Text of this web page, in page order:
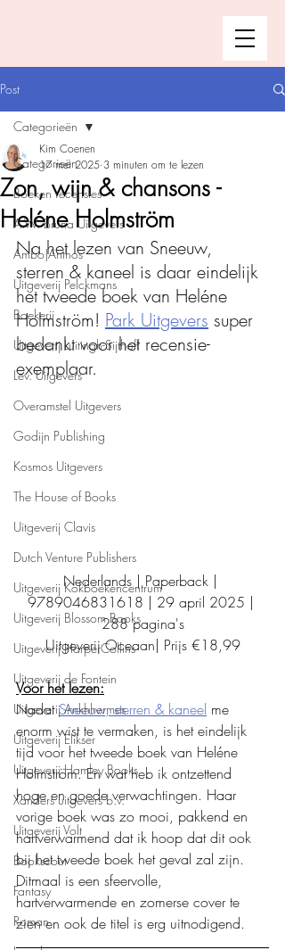
Post
Categorieën
Boeken recensies
A.W. Bruna Uitgevers
Ambo|Anthos
Uitgeverij Pelckmans
Boekerij
Uitgeverij Luitingh-Sijthoff
Lev. Uitgevers
Overamstel Uitgevers
Godijn Publishing
Kosmos Uitgevers
The House of Books
Uitgeverij Clavis
Dutch Venture Publishers
Uitgeverij Kokboekencentrum
Uitgeverij Blossom Books
Uitgeverij HarperCollins
Uitgeverij de Fontein
Uitgeverij Ankhhermes
Uitgeverij Elikser
Uitgeverij Hamley Books
Xanders uitgevers b.v.
Uitgeverij Volt
Bookscout
Fantasy
Roman
Categorieën
Zon, wijn & chansons -
Heléne Holmström
Kim Coenen
17 mei 2025 3 minuten om te lezen
Na het lezen van Sneeuw,
sterren & kaneel is daar eindelijk
het tweede boek van Heléne
Holmström! Park Uitgevers super
bedankt voor het recensie-
exemplaar.
Nederlands | Paperback |
9789046831618 | 29 april 2025 |
288 pagina's
Uitgeverij Oceaan| Prijs €18,99
Voor het lezen:
Nadat Sneeuw, sterren & kaneel me
enorm wist te vermaken, is het eindelijk
tijd voor het tweede boek van Heléne
Holmström. En wat heb ik ontzettend
hoge en goede verwachtingen. Haar
vorige boek was zo mooi, pakkend en
hartverwarmend dat ik hoop dat dit ook
bij het tweede boek het geval zal zijn.
Ditmaal is een sfeervolle,
hartverwarmende en zomerse cover te
zien en ook de titel is erg uitnodigend.